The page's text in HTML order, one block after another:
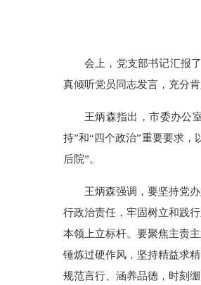
会上，党支部书记汇报
真倾听党员同志发言，充分
王炳森指出，市委办公
持”和“四个政治”重要要求，
后院”。
王炳森强调，要坚持党
行政治责任，牢固树立和践
本领上立标杆。要聚焦主责
锤炼过硬作风，坚持精益求
规范言行、涵养品德，时刻